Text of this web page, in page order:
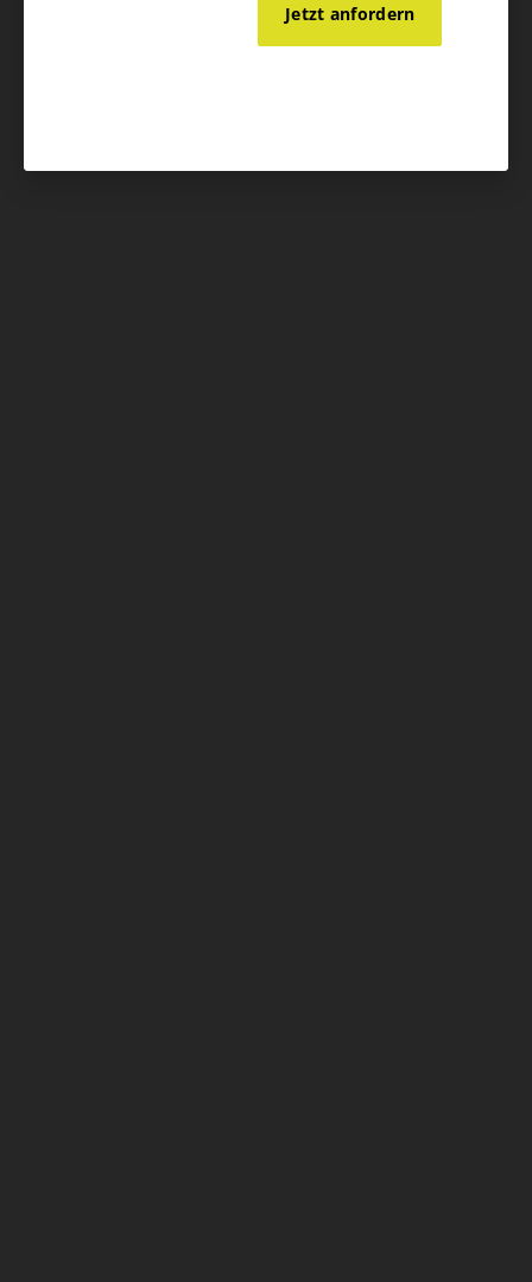
Jetzt anfordern